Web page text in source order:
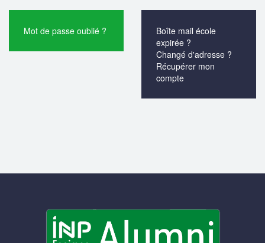
Mot de passe oublié ?
Boîte mail école
expirée ?
Changé d'adresse ?
Récupérer mon
compte